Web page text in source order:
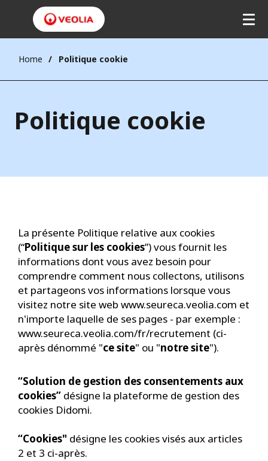
Home Politique cookie
Politique cookie
La présente Politique relative aux cookies
(“Politique sur les cookies”) vous fournit les
informations dont vous avez besoin pour
comprendre comment nous collectons, utilisons
et partageons vos informations lorsque vous
visitez notre site web www.seureca.veolia.com et
n'importe laquelle de ses pages - par exemple :
www.seureca.veolia.com/fr/recrutement (ci-
après dénommé "ce site" ou "notre site").
“Solution de gestion des consentements aux
cookies” désigne la plateforme de gestion des
cookies Didomi.
“Cookies" désigne les cookies visés aux articles
2 et 3 ci-après.